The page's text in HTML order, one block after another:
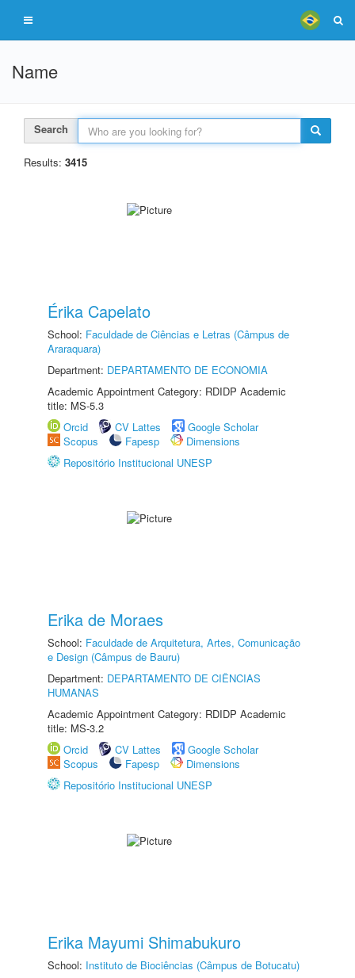
Name
Search
Results: 3415
Érika Capelato
School: Faculdade de Ciências e Letras (Câmpus de
Araraquara)
Department: DEPARTAMENTO DE ECONOMIA
Academic Appointment Category: RDIDP Academic
title: MS-5.3
Orcid
CV Lattes
Google Scholar
Scopus
Fapesp
Dimensions
Repositório Institucional UNESP
Erika de Moraes
School: Faculdade de Arquitetura, Artes, Comunicação
e Design (Câmpus de Bauru)
Department: DEPARTAMENTO DE CIÊNCIAS
HUMANAS
Academic Appointment Category: RDIDP Academic
title: MS-3.2
Orcid
CV Lattes
Google Scholar
Scopus
Fapesp
Dimensions
Repositório Institucional UNESP
Erika Mayumi Shimabukuro
School: Instituto de Biociências (Câmpus de Botucatu)